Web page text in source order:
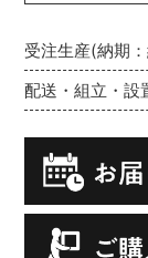
受注生産(納期
配送・組立・設